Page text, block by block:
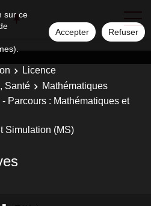
sur ce
Accepter Refuser
Licence
Santé
Mathématiques
Parcours : Mathématiques et
Simulation (MS)